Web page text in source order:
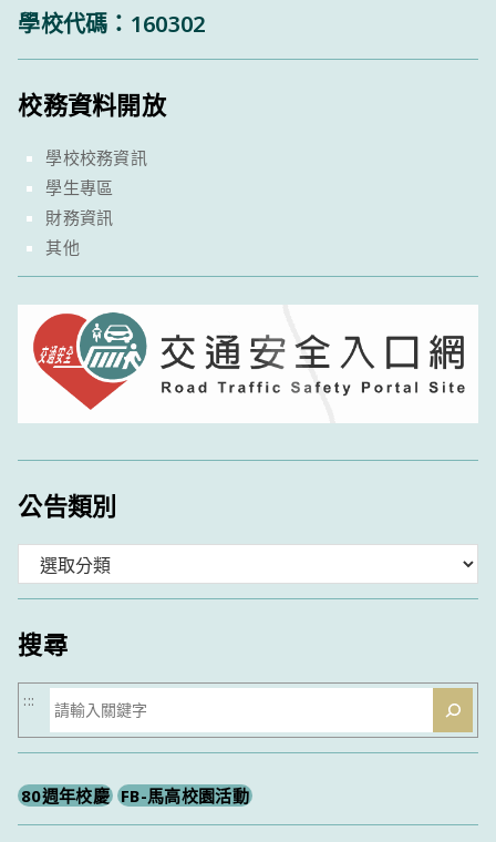
學校代碼：160302
校務資料開放
學校校務資訊
學生專區
財務資訊
其他
公告類別
類
搜尋
搜
尋
:::
80週年校慶 FB-馬高校園活動